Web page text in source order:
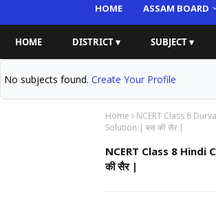
HOME ASSAM BOARD
HOME DISTRICT ▾ SUBJECT ▾
No subjects found. Create Your Profile
Home NCERT Class 8
Solution | बस की सैर |
NCERT Class 8 Hindi
की सैर |